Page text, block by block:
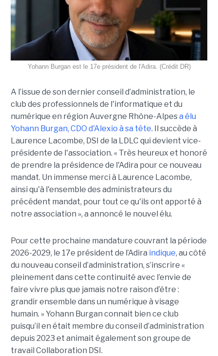
Yohann Burgan est le 17e président de l'Adira. (Crédit DR)
A l’issue de son dernier conseil d’administration, le
club des professionnels de l'informatique et du
numérique en région Auvergne Rhône-Alpesa élu
Yohann Burgan, CDO d'Alexio à sa tête. Il succède à
Laurence Lacombe, DSI de la LDLC qui devient vice-
présidente de l'association. « Très heureux et honoré
de prendre la présidence de l'Adira pour ce nouveau
mandat. Un immense merci à Laurence Lacombe,
ainsi qu'à l'ensemble des administrateurs du
précédent mandat, pour tout ce qu'ils ont apporté à
notre association », a annoncé le nouvel élu.
Pour cette prochaine mandature couvrant la période
2026-2029, le 17e président de l’Adira indique, au côté
du nouveau conseil d’administration, s’inscrire «
pleinement dans cette continuité avec l’envie de
faire vivre plus que jamais notre raison d’être :
grandir ensemble dans un numérique à visage
humain. »Yohann Burgan connait bien ce club
puisqu’il en était membre du conseil d’administration
depuis 2023 et animait également son groupe de
travail Collaboration DSI.